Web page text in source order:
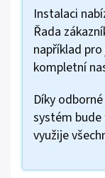
Instalaci
Řada
například
kompletní
Díky
systém
využije